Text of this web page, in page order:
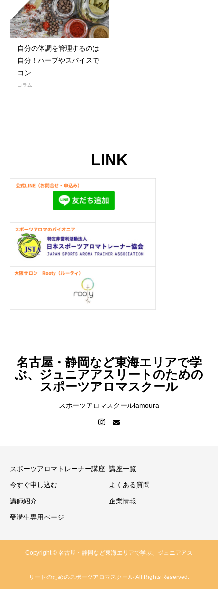
自分の体調を管理するのは
自分！ハーブやスパイスで
コン...
コラム
LINK
名古屋・静岡など東海エリアで学
ぶ、ジュニアアスリートのための
スポーツアロマスクール
スポーツアロマスクールiamoura
スポーツアロマトレーナー講座 講座一覧
今すぐ申し込む よくある質問
講師紹介 企業情報
受講生専用ページ
Copyright © 名古屋・静岡など東海エリアで学ぶ、ジュニアアス
リートのためのスポーツアロマスクール All Rights Reserved.